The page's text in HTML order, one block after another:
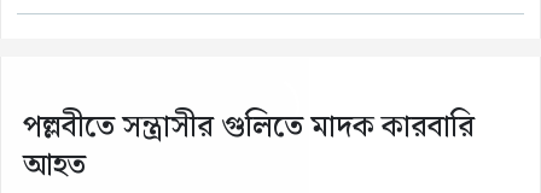
পল্লবীতে সন্ত্রাসীর গুলিতে মাদক কারবারি
আহত